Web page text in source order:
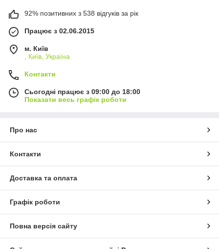
92% позитивних з 538 відгуків за рік
Працює з 02.06.2015
м. Київ
, Київ, Україна
Контакти
Сьогодні працює з 09:00 до 18:00
Показати весь графік роботи
Про нас
Контакти
Доставка та оплата
Графік роботи
Повна версія сайту